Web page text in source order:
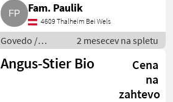
Fam. Paulik
4609 Thalheim Bei Wels
Govedo /
Govedo Angus
2 mesecev na spletu
Angus-Stier Bio
Cena
na
zahtevo